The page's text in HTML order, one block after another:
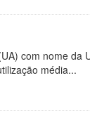
com nome da
média...